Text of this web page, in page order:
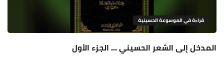
قراءة في الموسوعة الحسينية
المدخل إلى الشعر الحسيني ... الجزء الأول